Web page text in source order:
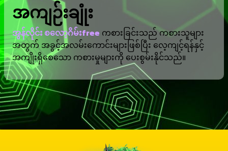
အကျဉ်းချုံး
အွန်လိုင်း စလော့ဂိမ်းfree ကစားခြင်းသည် ကစားသူများ
အတွက် အခွင့်အလမ်းကောင်းများဖြစ်ပြီး လေ့ကျင့်ရန်နှင့်
အကျိုးရှိစေသော ကစားမှုများကို ပေးစွမ်းနိုင်သည်။